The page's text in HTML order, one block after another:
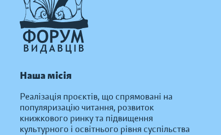
Наша місія
Реалізація проєктів, що спрямовані на
популяризацію читання, розвиток
книжкового ринку та підвищення
культурного і освітнього рівня суспільства